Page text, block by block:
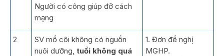
Người có công giúp đỡ cách
mạng
2
SV mồ côi không có nguồn
nuôi dưỡng, tuổi không quá
1. Đơn đề nghị
MGHP.